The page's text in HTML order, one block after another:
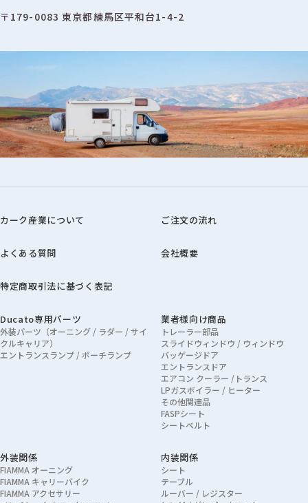
〒179-0083 東京都練馬区平和台1-4-2
カーク産業について ご注文の流れ
よくある質問 会社概要
特定商取引法に基づく表記
Ducato専用パーツ
外装パーツ（オーニング / ラダー / サイ
クルキャリア）
エントランスランプ / ポーチランプ
業者様向け商品
トレーラー部品
スライドウィンドウ / ウィンドウ
バッゲージドア
エントランスドア
エアコン クーラー /トランス
LPガスボイラー / ヒーター
その他関連品
FASPシート
シートベルト
外装関係
FIAMMA オーニング
FIAMMA キャリーバイク
FIAMMA アクセサリー
内装関係
シート
テーブル
ルーバー / レジスター